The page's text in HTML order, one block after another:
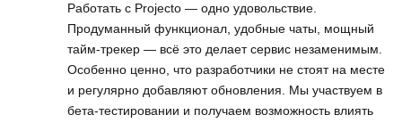
Работать с Projecto — одно удовольствие.
Продуманный функционал, удобные чаты, мощный
тайм-трекер — всё это делает сервис незаменимым.
Особенно ценно, что разработчики не стоят на месте
и регулярно добавляют обновления. Мы участвуем в
бета-тестировании и получаем возможность влиять